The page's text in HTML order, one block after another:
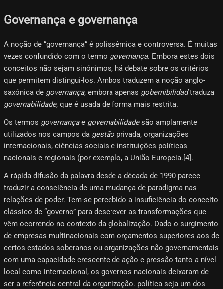
Governança e governança
A noção de “governança” é polissêmica e controversa. É muitas
vezes confundido com o termo governança. Embora estes dois
conceitos não sejam sinónimos, há debate sobre os critérios
que permitem distingui-los. Ambos traduzem a noção anglo-
saxónica de governança, embora apenas gobernibilidadtraduza
governabilidade, que é usada de forma mais restrita.
Os termos governançae governabilidadesão amplamente
utilizados nos campos da gestão privada, organizações
internacionais, ciências sociais e instituições políticas
nacionais e regionais (por exemplo, a União Europeia.[4]​.
A rápida difusão da palavra desde a década de 1990 parece
traduzir a consciência de uma mudança de paradigma nas
relações de poder. Tem-se percebido a insuficiência do conceito
clássico de “governo” para descrever as transformações que
vêm ocorrendo no contexto da globalização. Dado o surgimento
de empresas multinacionais com orçamentos superiores aos de
certos estados soberanos ou organizações não governamentais
com uma capacidade crescente de ação e pressão tanto a nível
local como internacional, os governos nacionais deixaram de
ser a referência central da organização. política seja um dos